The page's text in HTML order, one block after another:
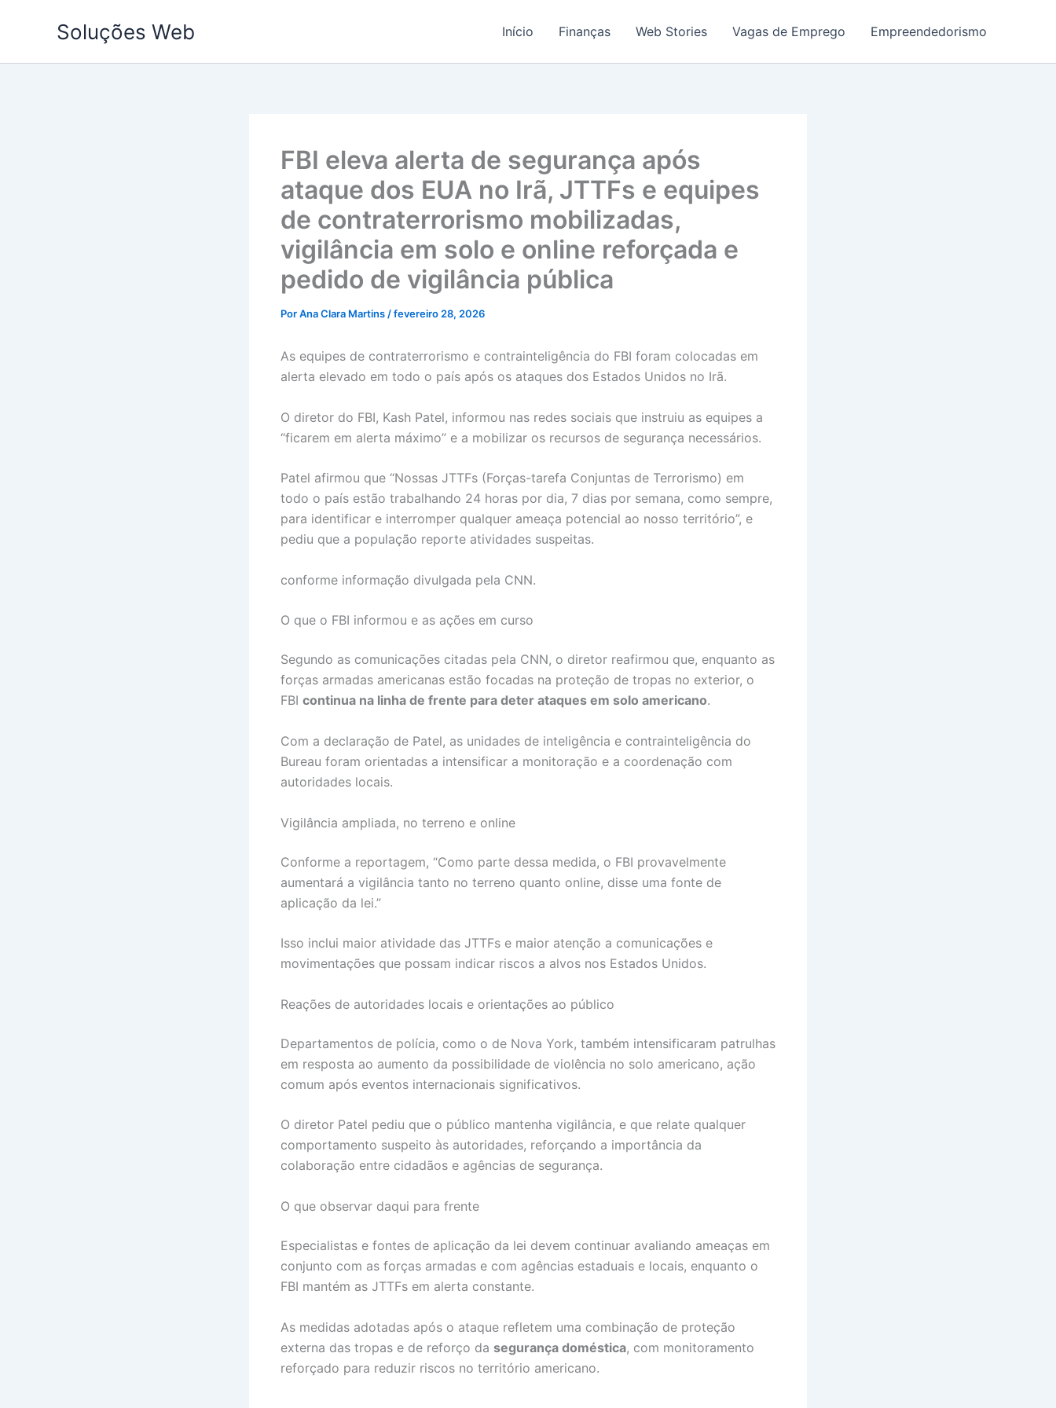
Soluções Web Início Finanças Web Stories Vagas de Emprego Empreendedorismo
FBI eleva alerta de segurança após
ataque dos EUA no Irã, JTTFs e equipes
de contraterrorismo mobilizadas,
vigilância em solo e online reforçada e
pedido de vigilância pública
PorAna Clara Martins /fevereiro 28, 2026
As equipes de contraterrorismo e contrainteligência do FBI foram colocadas em
alerta elevado em todo o país após os ataques dos Estados Unidos no Irã.
O diretor do FBI, Kash Patel, informou nas redes sociais que instruiu as equipes a
“ficarem em alerta máximo” e a mobilizar os recursos de segurança necessários.
Patel afirmou que “Nossas JTTFs (Forças-tarefa Conjuntas de Terrorismo) em
todo o país estão trabalhando 24 horas por dia, 7 dias por semana, como sempre,
para identificar e interromper qualquer ameaça potencial ao nosso território”, e
pediu que a população reporte atividades suspeitas.
conforme informação divulgada pela CNN.
O que o FBI informou e as ações em curso
Segundo as comunicações citadas pela CNN, o diretor reafirmou que, enquanto as
forças armadas americanas estão focadas na proteção de tropas no exterior, o
FBI continua na linha de frente para deter ataques em solo americano.
Com a declaração de Patel, as unidades de inteligência e contrainteligência do
Bureau foram orientadas a intensificar a monitoração e a coordenação com
autoridades locais.
Vigilância ampliada, no terreno e online
Conforme a reportagem, “Como parte dessa medida, o FBI provavelmente
aumentará a vigilância tanto no terreno quanto online, disse uma fonte de
aplicação da lei.”
Isso inclui maior atividade das JTTFs e maior atenção a comunicações e
movimentações que possam indicar riscos a alvos nos Estados Unidos.
Reações de autoridades locais e orientações ao público
Departamentos de polícia, como o de Nova York, também intensificaram patrulhas
em resposta ao aumento da possibilidade de violência no solo americano, ação
comum após eventos internacionais significativos.
O diretor Patel pediu que o público mantenha vigilância, e que relate qualquer
comportamento suspeito às autoridades, reforçando a importância da
colaboração entre cidadãos e agências de segurança.
O que observar daqui para frente
Especialistas e fontes de aplicação da lei devem continuar avaliando ameaças em
conjunto com as forças armadas e com agências estaduais e locais, enquanto o
FBI mantém as JTTFs em alerta constante.
As medidas adotadas após o ataque refletem uma combinação de proteção
externa das tropas e de reforço da segurança doméstica, com monitoramento
reforçado para reduzir riscos no território americano.